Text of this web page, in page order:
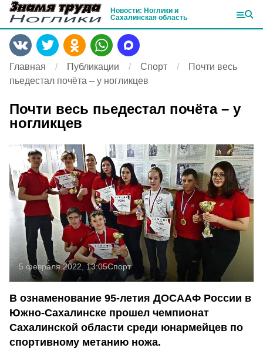
Новости: Ноглики и
Сахалинская область
Главная Публикации Спорт
Почти весь
пьедестал почёта – у ногликцев
Почти весь пьедестал почёта – у
ногликцев
5 февраля 2022, 13:05Спорт
В ознаменование 95-летия ДОСААФ России в
Южно-Сахалинске прошел чемпионат
Сахалинской области среди юнармейцев по
спортивному метанию ножа.